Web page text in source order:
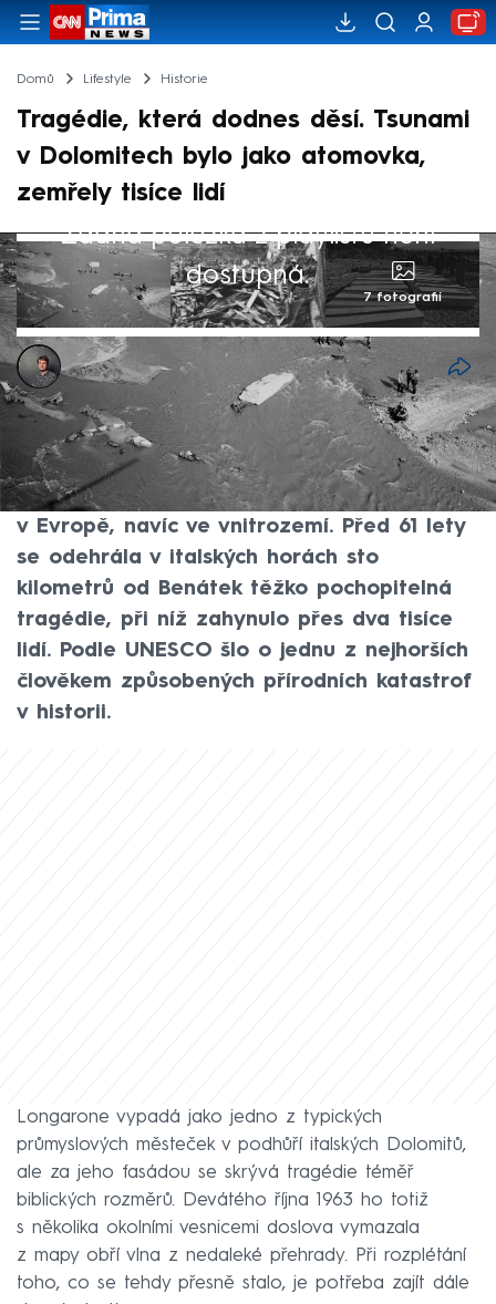
Domů Lifestyle Historie
Tragédie, která dodnes děsí. Tsunami
v Dolomitech bylo jako atomovka,
zemřely tisíce lidí
Žádná položka z playlistu není
dostupná.
7 fotografií
Ondřej Roubínek
Akt. 10. říj 2024, 17:50• 10. říj 2024, 14:34
Tsunami má většina lidí spojené s Tichým či
Indickým oceánem, mohutná vlna má
ovšem na svědomí i jednu děsivou událost
v Evropě, navíc ve vnitrozemí. Před 61 lety
se odehrála v italských horách sto
kilometrů od Benátek těžko pochopitelná
tragédie, při níž zahynulo přes dva tisíce
lidí. Podle UNESCO šlo o jednu z nejhorších
člověkem způsobených přírodních katastrof
v historii.
Longarone vypadá jako jedno z typických
průmyslových městeček v podhůří italských Dolomitů,
ale za jeho fasádou se skrývá tragédie téměř
biblických rozměrů. Devátého října 1963 ho totiž
s několika okolními vesnicemi doslova vymazala
z mapy obří vlna z nedaleké přehrady. Při rozplétání
toho, co se tehdy přesně stalo, je potřeba zajít dále